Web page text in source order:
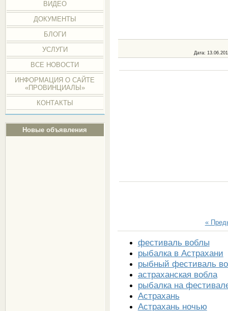
ВИДЕО
ДОКУМЕНТЫ
БЛОГИ
УСЛУГИ
ВСЕ НОВОСТИ
ИНФОРМАЦИЯ О САЙТЕ
«ПРОВИНЦИАЛЫ»
КОНТАКТЫ
Новые объявления
Дата:
«
фестиваль воблы
рыбалка в Астрахани
рыбный фестиваль
астраханская вобла
рыбалка на
Астрахань
Астрахань ночью